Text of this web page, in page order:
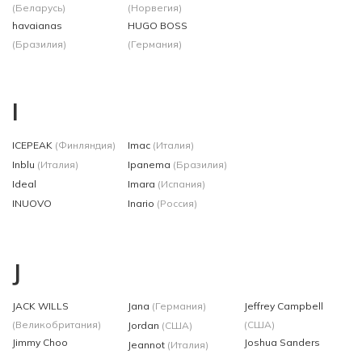
(Беларусь)
havaianas
(Бразилия)
(Норвегия)
HUGO BOSS
(Германия)
I
ICEPEAK (Финляндия)
Inblu (Италия)
Ideal
INUOVO
Imac (Италия)
Ipanema (Бразилия)
Imara (Испания)
Inario (Россия)
J
JACK WILLS
(Великобритания)
Jimmy Choo
Jana (Германия)
Jordan (США)
Jeannot (Италия)
Jeffrey Campbell
(США)
Joshua Sanders